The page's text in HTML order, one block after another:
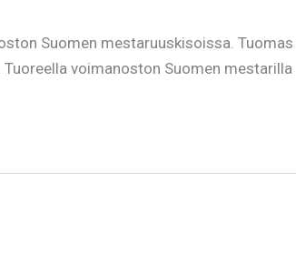
Suomen mestaruuskisoissa. Tuomas
voimanoston Suomen mestarilla